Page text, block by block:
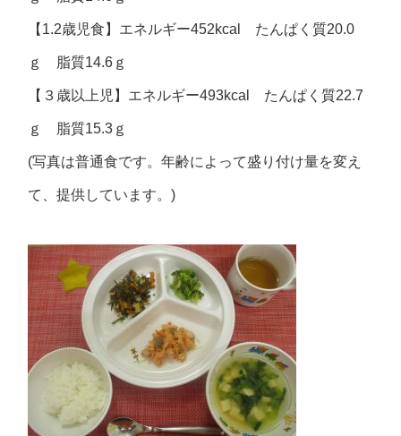
【1.2歳児食】エネルギー452kcal たんぱく質20.0
ｇ 脂質14.6ｇ
【３歳以上児】エネルギー493kcal たんぱく質22.7
ｇ 脂質15.3ｇ
(写真は普通食です。年齢によって盛り付け量を変え
て、提供しています。)